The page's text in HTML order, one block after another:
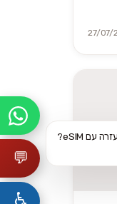
27/07/
💬
שלום! 👋 צריכים עזרה עם eSIM?
♿